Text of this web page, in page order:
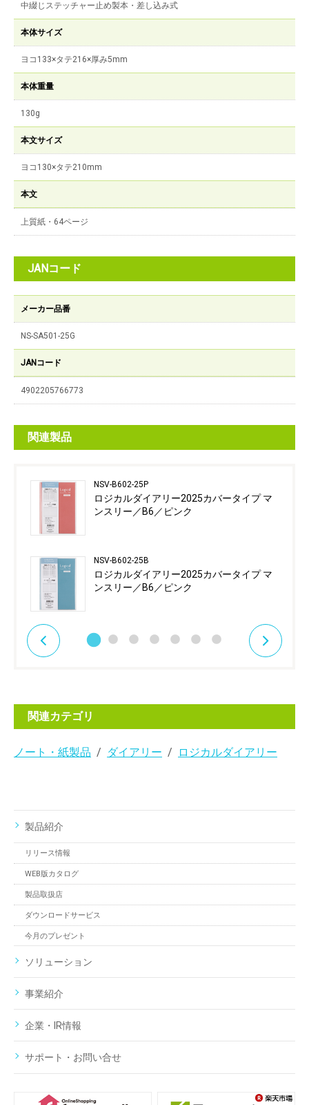
中綴じステッチャー止め製本・差し込み式
本体サイズ
ヨコ133×タテ216×厚み5mm
本体重量
130g
本文サイズ
ヨコ130×タテ210mm
本文
上質紙・64ページ
JANコード
メーカー品番
NS-SA501-25G
JANコード
4902205766773
関連製品
NSV-B602-25P
ロジカルダイアリー2025カバータイプ マ
ンスリー／B6／ピンク
NSV-B602-25B
ロジカルダイアリー2025カバータイプ マ
ンスリー／B6／ピンク
関連カテゴリ
ノート・紙製品 ダイアリー ロジカルダイアリー
製品紹介
リリース情報
WEB版カタログ
製品取扱店
ダウンロードサービス
今月のプレゼント
ソリューション
事業紹介
企業・IR情報
サポート・お問い合せ